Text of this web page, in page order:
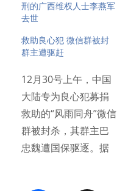
刑的广西维权人士李燕军
去世
救助良心犯 微信群被封
群主遭驱赶
12月30号上午，中国
大陆专为良心犯募捐
救助的“风雨同舟”微信
群被封杀，其群主巴
忠魏遭国保驱逐。据